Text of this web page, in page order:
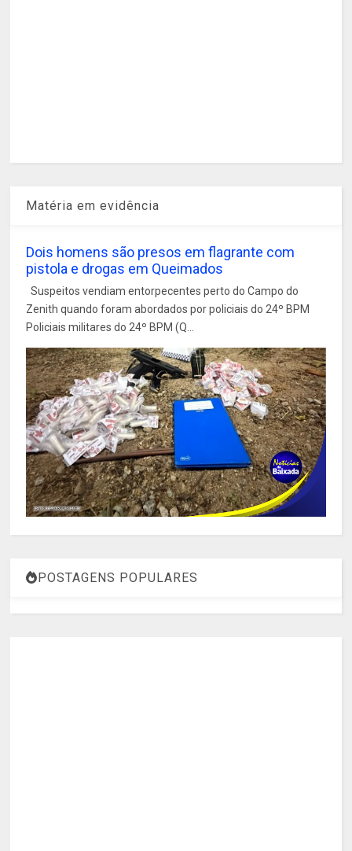
Matéria em evidência
Dois homens são presos em flagrante com
pistola e drogas em Queimados
Suspeitos vendiam entorpecentes perto do Campo do
Zenith quando foram abordados por policiais do 24º BPM
Policiais militares do 24º BPM (Q...
POSTAGENS POPULARES